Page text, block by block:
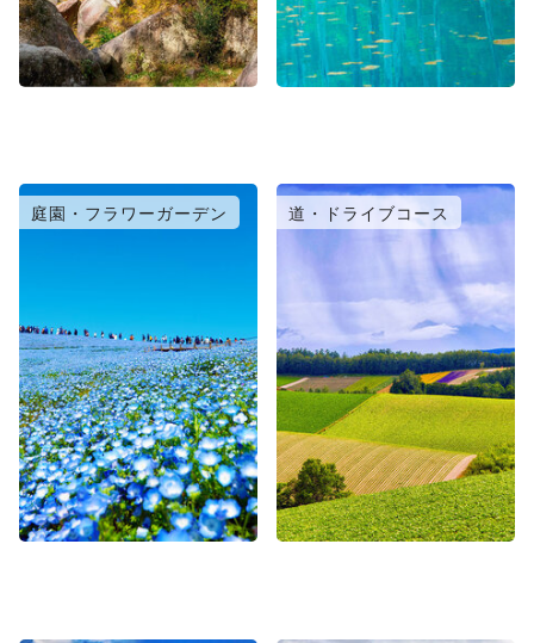
庭園・フラワーガーデン 道・ドライブコース